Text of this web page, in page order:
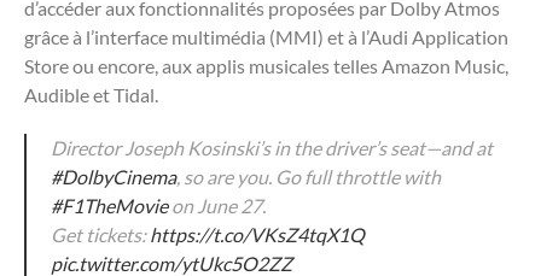
d’accéder aux fonctionnalités proposées par Dolby Atmos
grâce à l’interface multimédia (MMI) et à l’Audi Application
Store ou encore, aux applis musicales telles Amazon Music,
Audible et Tidal.
Director Joseph Kosinski’s in the driver’s seat—and at
#DolbyCinema, so are you. Go full throttle with
#F1TheMovieon June 27.
Get tickets:https://t.co/VKsZ4tqX1Q
pic.twitter.com/ytUkc5O2ZZ